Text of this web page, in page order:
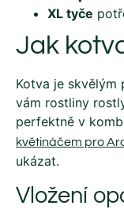
XL tyče
Jak
Kotva je skvělým
vám rostliny
perfektně v
květináčem pro
ukázat.
Vložení